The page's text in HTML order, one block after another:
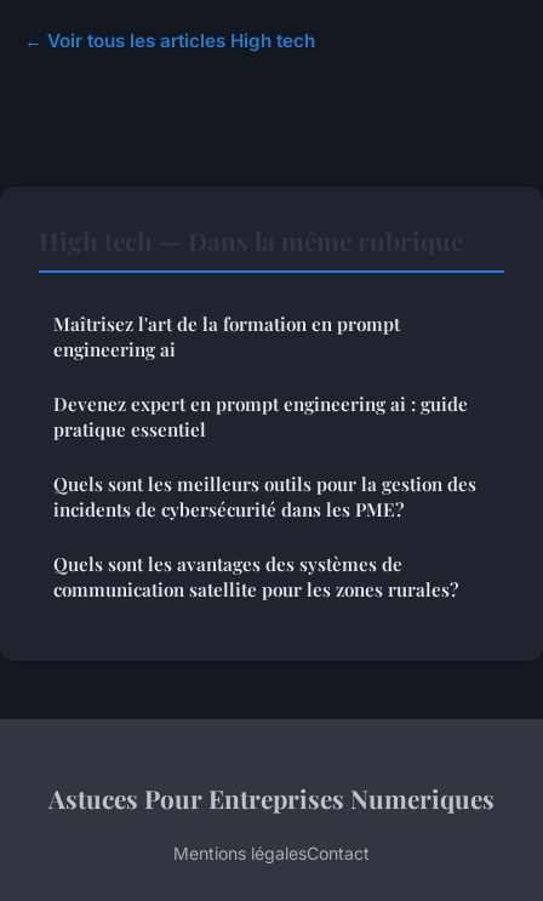
← Voir tous les articles High tech
Maîtrisez l'art de la formation en prompt
engineering ai
Devenez expert en prompt engineering ai : guide
pratique essentiel
Quels sont les meilleurs outils pour la gestion des
incidents de cybersécurité dans les PME?
Quels sont les avantages des systèmes de
communication satellite pour les zones rurales?
Astuces Pour Entreprises Numeriques
Mentions légalesContact